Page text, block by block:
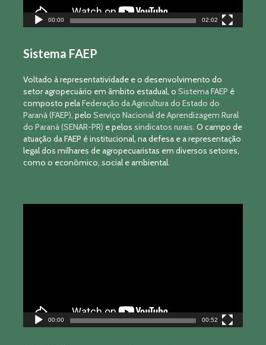
00:00 02:02
Sistema FAEP
Voltado à representatividade e o desenvolvimento do
setor agropecuário em âmbito estadual, o Sistema FAEP é
composto pelaFederação da Agricultura do Estado do
Paraná (FAEP), pelo Serviço Nacional de Aprendizagem Rural
do Paraná (SENAR-PR) e pelos sindicatos rurais. O campo de
atuação da FAEP é institucional, na defesa e a representação
legal dos milhares de agropecuaristas em diversos setores,
como o econômico, social e ambiental.
00:00 00:52